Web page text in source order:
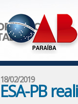
18/02/2019
ESA-PB